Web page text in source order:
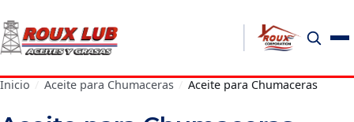
Inicio Aceite para Chumaceras Aceite para Chumaceras